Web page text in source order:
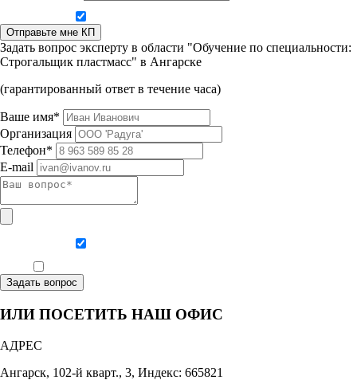
Отправьте мне КП
Задать вопрос эксперту в области "Обучение по специальности:
Строгальщик пластмасс" в Ангарске
(гарантированный ответ в течение часа)
Ваше имя*
Организация
Телефон*
E-mail
Задать вопрос
ИЛИ ПОСЕТИТЬ НАШ ОФИС
АДРЕС
Ангарск, 102-й кварт., 3, Индекс: 665821